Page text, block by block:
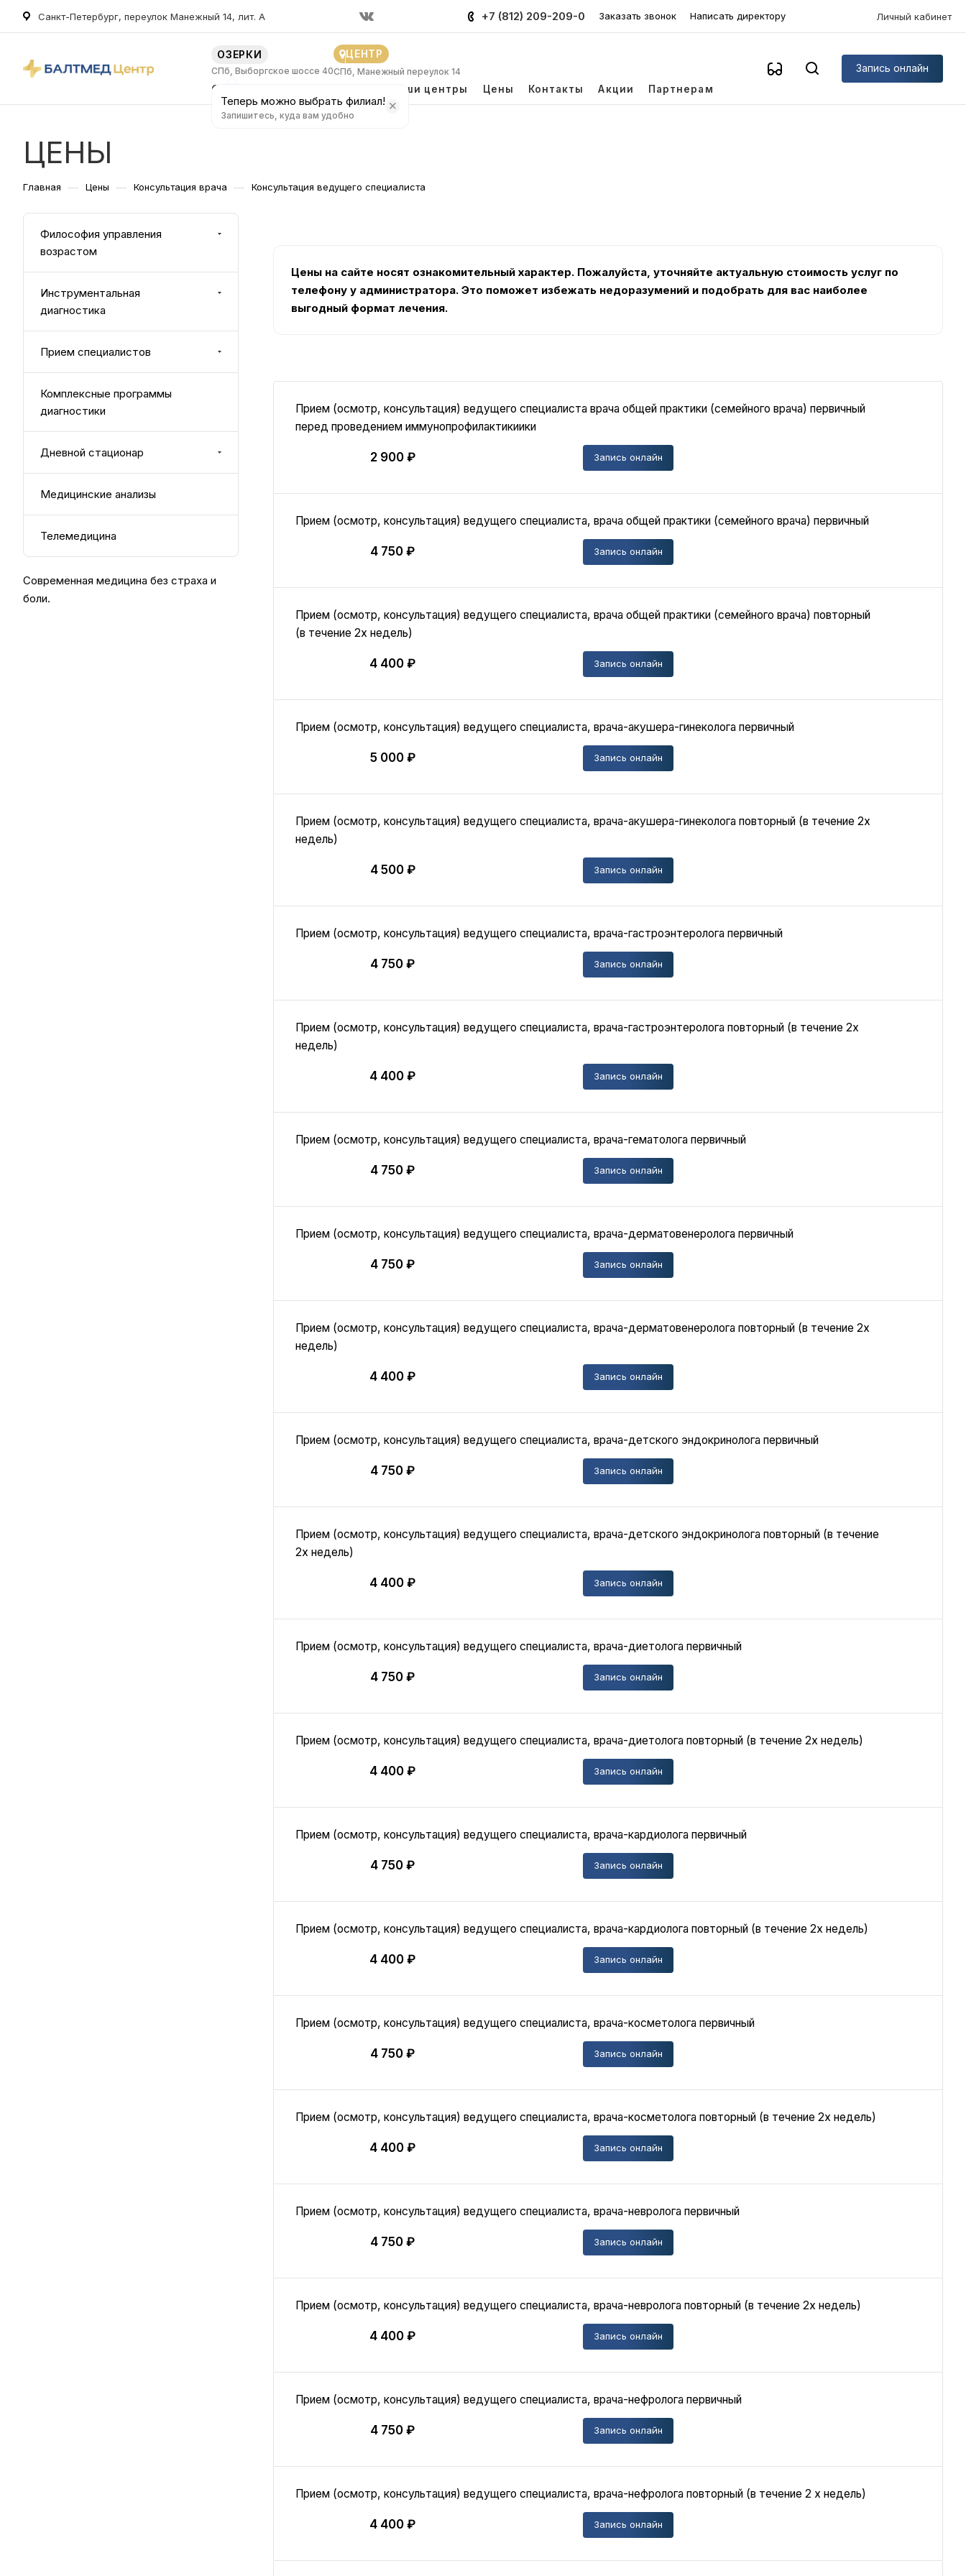
Санкт-Петербург, переулок Манежный 14, лит. А +7 (812) 209-209-0 Заказать звонок Написать директору Личный кабинет
ОЗЕРКИ
СПб, Выборгское шоссе 40
ЦЕНТР
СПб, Манежный переулок 14
Теперь можно выбрать филиал!
Запишитесь, куда вам удобно
О клинике Наши центры Цены Контакты Акции Партнерам
Запись онлайн
ЦЕНЫ
Главная — Цены — Консультация врача — Консультация ведущего специалиста
Цены на сайте носят ознакомительный характер. Пожалуйста, уточняйте актуальную стоимость услуг по
телефону у администратора. Это поможет избежать недоразумений и подобрать для вас наиболее
выгодный формат лечения.
Прием (осмотр, консультация) ведущего специалиста врача общей практики (семейного врача) первичный
перед проведением иммунопрофилактикиики
2 900 ₽ Запись онлайн
Прием (осмотр, консультация) ведущего специалиста, врача общей практики (семейного врача) первичный
4 750 ₽ Запись онлайн
Прием (осмотр, консультация) ведущего специалиста, врача общей практики (семейного врача) повторный
(в течение 2х недель)
4 400 ₽ Запись онлайн
Прием (осмотр, консультация) ведущего специалиста, врача-акушера-гинеколога первичный
5 000 ₽ Запись онлайн
Прием (осмотр, консультация) ведущего специалиста, врача-акушера-гинеколога повторный (в течение 2х
недель)
4 500 ₽ Запись онлайн
Прием (осмотр, консультация) ведущего специалиста, врача-гастроэнтеролога первичный
4 750 ₽ Запись онлайн
Прием (осмотр, консультация) ведущего специалиста, врача-гастроэнтеролога повторный (в течение 2х
недель)
4 400 ₽ Запись онлайн
Прием (осмотр, консультация) ведущего специалиста, врача-гематолога первичный
4 750 ₽ Запись онлайн
Прием (осмотр, консультация) ведущего специалиста, врача-дерматовенеролога первичный
4 750 ₽ Запись онлайн
Прием (осмотр, консультация) ведущего специалиста, врача-дерматовенеролога повторный (в течение 2х
недель)
4 400 ₽ Запись онлайн
Прием (осмотр, консультация) ведущего специалиста, врача-детского эндокринолога первичный
4 750 ₽ Запись онлайн
Прием (осмотр, консультация) ведущего специалиста, врача-детского эндокринолога повторный (в течение
2х недель)
4 400 ₽ Запись онлайн
Прием (осмотр, консультация) ведущего специалиста, врача-диетолога первичный
4 750 ₽ Запись онлайн
Прием (осмотр, консультация) ведущего специалиста, врача-диетолога повторный (в течение 2х недель)
4 400 ₽ Запись онлайн
Прием (осмотр, консультация) ведущего специалиста, врача-кардиолога первичный
4 750 ₽ Запись онлайн
Прием (осмотр, консультация) ведущего специалиста, врача-кардиолога повторный (в течение 2х недель)
4 400 ₽ Запись онлайн
Прием (осмотр, консультация) ведущего специалиста, врача-косметолога первичный
4 750 ₽ Запись онлайн
Прием (осмотр, консультация) ведущего специалиста, врача-косметолога повторный (в течение 2х недель)
4 400 ₽ Запись онлайн
Прием (осмотр, консультация) ведущего специалиста, врача-невролога первичный
4 750 ₽ Запись онлайн
Прием (осмотр, консультация) ведущего специалиста, врача-невролога повторный (в течение 2х недель)
4 400 ₽ Запись онлайн
Прием (осмотр, консультация) ведущего специалиста, врача-нефролога первичный
4 750 ₽ Запись онлайн
Прием (осмотр, консультация) ведущего специалиста, врача-нефролога повторный (в течение 2 х недель)
4 400 ₽ Запись онлайн
Философия управления
возрастом
Инструментальная
диагностика
Прием специалистов
Комплексные программы
диагностики
Дневной стационар
Медицинские анализы
Телемедицина
Современная медицина без страха и
боли.